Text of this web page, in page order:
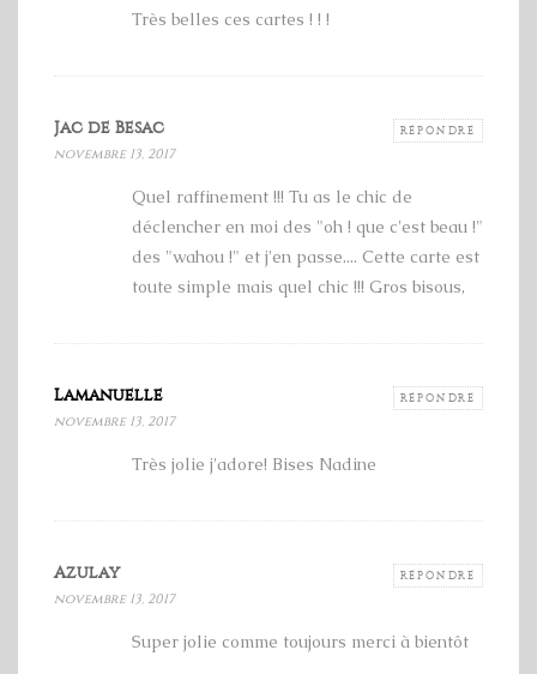
Très belles ces cartes ! ! !
Jac de Besac RÉPONDRE
novembre 13, 2017
Quel raffinement !!! Tu as le chic de
déclencher en moi des "oh ! que c'est beau !"
des "wahou !" et j'en passe.... Cette carte est
toute simple mais quel chic !!! Gros bisous,
Lamanuelle RÉPONDRE
novembre 13, 2017
Très jolie j'adore! Bises Nadine
Azulay RÉPONDRE
novembre 13, 2017
Super jolie comme toujours merci à bientôt